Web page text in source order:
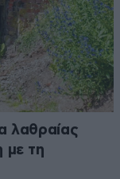
λαθραίας
με τη